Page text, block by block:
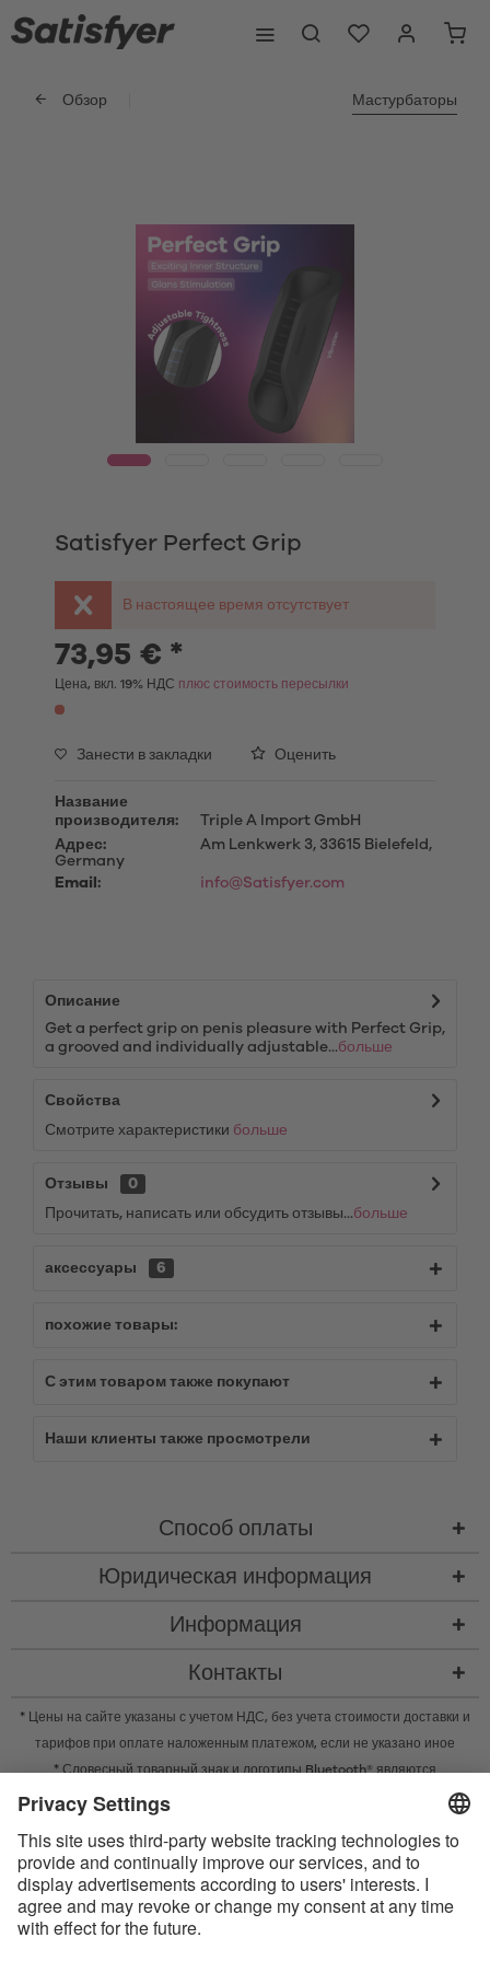
Обзор Мастурбаторы
Satisfyer Perfect Grip
В настоящее время отсутствует
73,95 € *
Цена, вкл. 19% НДС плюс стоимость пересылки
Занести в закладки Оценить
Название
производителя:
Triple A Import GmbH
Адрес:
Am Lenkwerk 3, 33615 Bielefeld,
Germany
Email:
info@Satisfyer.com
Описание
Get a perfect grip on penis pleasure with Perfect Grip,
a grooved and individually adjustable...больше
Свойства
Смотрите характеристики больше
Отзывы
0
Прочитать, написать или обсудить отзывы...больше
аксессуары 6
похожие товары:
С этим товаром также покупают
Наши клиенты также просмотрели
Способ оплаты
Юридическая информация
Информация
Контакты
* Цены на сайте указаны с учетом НДС, без учета стоимости доставки и
тарифов при оплате наложенным платежом, если не указано иное
* Словесный товарный знак и логотипы Bluetooth® являются
зарегистрированными товарными знаками Bluetooth SIG, Inc. Компания
Apple, логотип Apple и Apple Watch являются товарными знаками Apple
Inc. Google Play и логотип Google Play являются товарными знаками
Google LLC.